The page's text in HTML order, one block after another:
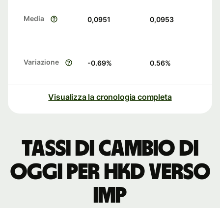
Media 0,0951 0,0953
Variazione -0.69% 0.56%
Visualizza la cronologia completa
Tassi di cambio di
oggi per HKD verso
IMP